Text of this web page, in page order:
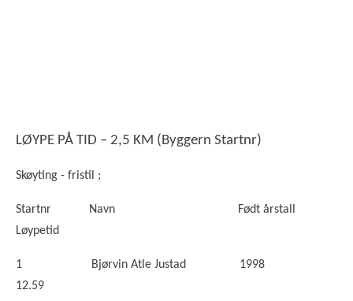
LØYPE PÅ TID – 2,5 KM (Byggern Startnr)
Skøyting - fristil ;
Startnr Navn Født årstall
Løypetid
1 Bjørvin Atle Justad 1998
12.59